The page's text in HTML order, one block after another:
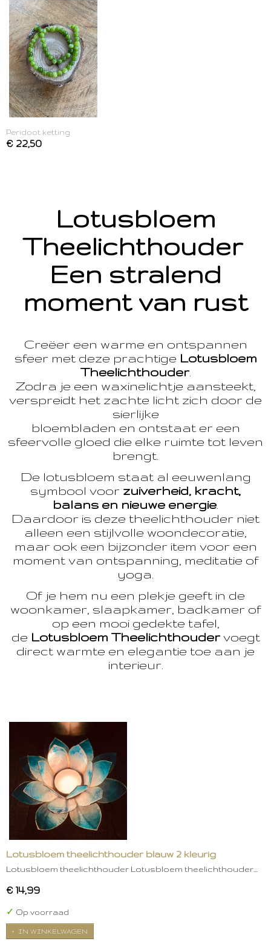
Peridoot ketting
€ 22,50
Lotusbloem
Theelichthouder
Een stralend
moment van rust
Creëer een warme en ontspannen
sfeer met deze prachtige Lotusbloem
Theelichthouder.
Zodra je een waxinelichtje aansteekt,
verspreidt het zachte licht zich door de
sierlijke
bloembladen en ontstaat er een
sfeervolle gloed die elke ruimte tot leven
brengt.
De lotusbloem staat al eeuwenlang
symbool voor zuiverheid, kracht,
balans en nieuwe energie
Daardoor is deze theelichthouder niet
alleen een stijlvolle woondecoratie,
maar ook een bijzonder item voor een
moment van ontspanning, meditatie of
yoga.
Of je hem nu een plekje geeft in de
woonkamer, slaapkamer, badkamer of
op een mooi gedekte tafel,
de Lotusbloem Theelichthoudervoegt
direct warmte en elegantie toe aan je
interieur.
Lotusbloem theelichthouder blauw 2 kleurig
Lotusbloem theelichthouder Lotusbloem theelichthouder…
€ 14,99
✓ Op voorraad
IN WINKELWAGEN